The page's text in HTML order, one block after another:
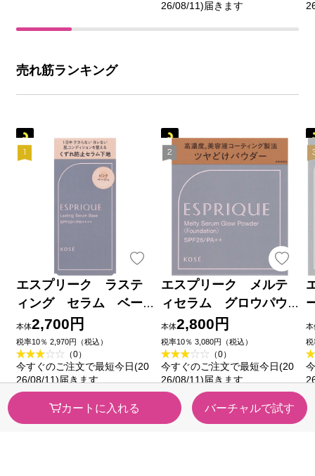
カートに入れる バーチャルで試す
26/08/11)届きます
売れ筋ランキング
エスプリーク ラステ
ィング セラム ベー
ス ０１ ピンクベー
ジュ ２５ｇ コーセー
本体2,700円
税率10％ 2,970円（税込）
（0）
今すぐのご注文で最短今日(20
26/08/11)届きます
エスプリーク メルテ
ィセラム グロウパウ
ダー （レフィル）
ＯＣ－４１０ オーク
ル ９ｇ コーセー
本体2,800円
税率10％ 3,080円（税込）
（0）
今すぐのご注文で最短今日(20
26/08/11)届きます
本
税